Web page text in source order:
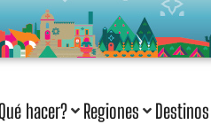
hacer? Regiones Destinos